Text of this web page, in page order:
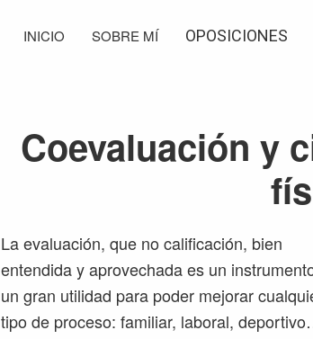
INICIO SOBRE MÍ OPOSICIONES
Coevaluación y
La evaluación, que no calificación, bien
entendida y aprovechada es un
un gran utilidad para poder mejorar
tipo de proceso: familiar, laboral,